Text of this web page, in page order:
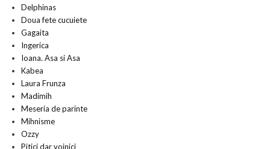
Delphinas
Doua fete cucuiete
Gagaita
Ingerica
Ioana. Asa si Asa
Kabea
Laura Frunza
Madimih
Meseria de parinte
Mihnisme
Ozzy
Pitici dar voinici